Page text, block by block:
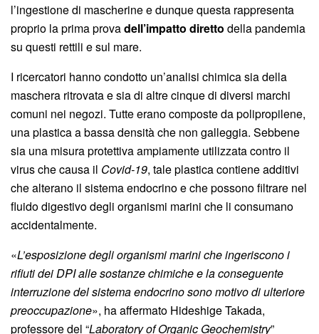
l’ingestione di mascherine e dunque questa rappresenta
proprio la prima provadell’impatto diretto della pandemia
su questi rettili e sul mare.
I ricercatori hanno condotto un’analisi chimica sia della
maschera ritrovata e sia di altre cinque di diversi marchi
comuni nei negozi. Tutte erano composte da polipropilene,
una plastica a bassa densità che non galleggia. Sebbene
sia una misura protettiva ampiamente utilizzata contro il
virus che causa il Covid-19, tale plastica contiene additivi
che alterano il sistema endocrino e che possono filtrare nel
fluido digestivo degli organismi marini che li consumano
accidentalmente.
«L’esposizione degli organismi marini che ingeriscono i
rifiuti dei DPI alle sostanze chimiche e la conseguente
interruzione del sistema endocrino sono motivo di ulteriore
preoccupazione», ha affermato Hideshige Takada,
professore del “Laboratory of Organic Geochemistry”